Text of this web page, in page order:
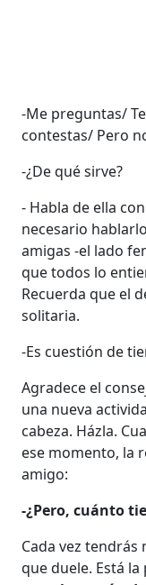
-Me preguntas/
contestas/ Pero
-¿De qué sirve?
- Habla de ella
necesario
amigas -el lado
que todos lo
Recuerda que el
solitaria.
-Es cuestión de
Agradece el
una nueva
cabeza. Házla.
ese momento, la
amigo:
-¿Pero, cuánto
Cada vez
que duele. Está